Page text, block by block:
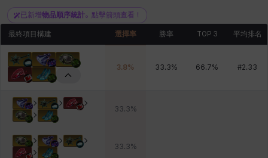
已新增物品順序統計。點擊箭頭查看！
最終項目構建 選擇率 勝率 TOP 3 平均排名
3.8% 33.3% 66.7% #2.33
33.3%
33.3%